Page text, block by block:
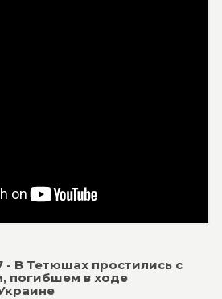
- В Тетюшах простились с
погибшем в ходе